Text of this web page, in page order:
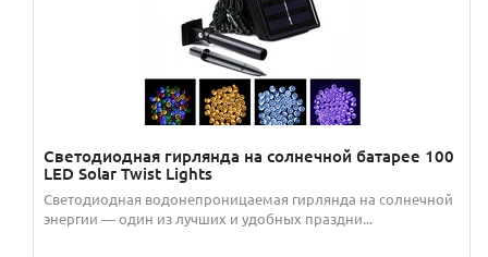
Светодиодная гирлянда на солнечной батарее 100
LED Solar Twist Lights
Светодиодная водонепроницаемая гирлянда на солнечной
энергии ― один из лучших и удобных праздни...